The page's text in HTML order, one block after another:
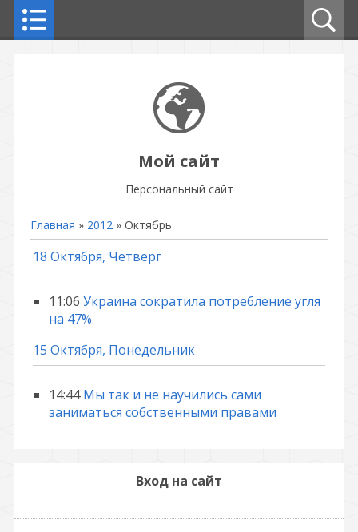
Мой сайт
Персональный сайт
Главная » 2012 » Октябрь
18 Октября, Четверг
11:06 Украина сократила потребление угля
на 47%
15 Октября, Понедельник
14:44 Мы так и не научились сами
заниматься собственными правами
Вход на сайт